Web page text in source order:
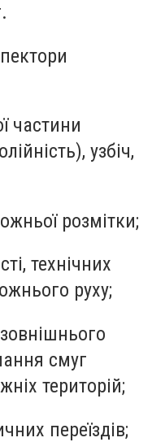
частини
узбіч,
розмітки;
технічних
руху;
смуг
територій;
переїздів;